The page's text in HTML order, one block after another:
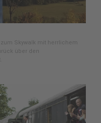
Skywalk mit herrlichem
über den